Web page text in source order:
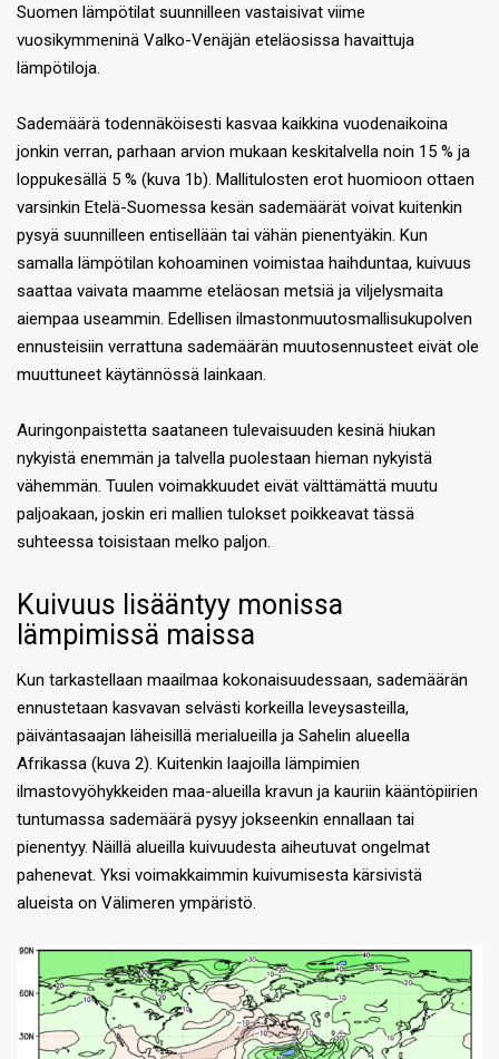
Suomen lämpötilat suunnilleen vastaisivat viime
vuosikymmeninä Valko-Venäjän eteläosissa havaittuja
lämpötiloja.
Sademäärä todennäköisesti kasvaa kaikkina vuodenaikoina
jonkin verran, parhaan arvion mukaan keskitalvella noin 15 % ja
loppukesällä 5 % (kuva 1b). Mallitulosten erot huomioon ottaen
varsinkin Etelä-Suomessa kesän sademäärät voivat kuitenkin
pysyä suunnilleen entisellään tai vähän pienentyäkin. Kun
samalla lämpötilan kohoaminen voimistaa haihduntaa, kuivuus
saattaa vaivata maamme eteläosan metsiä ja viljelysmaita
aiempaa useammin. Edellisen ilmastonmuutosmallisukupolven
ennusteisiin verrattuna sademäärän muutosennusteet eivät ole
muuttuneet käytännössä lainkaan.
Auringonpaistetta saataneen tulevaisuuden kesinä hiukan
nykyistä enemmän ja talvella puolestaan hieman nykyistä
vähemmän. Tuulen voimakkuudet eivät välttämättä muutu
paljoakaan, joskin eri mallien tulokset poikkeavat tässä
suhteessa toisistaan melko paljon.
Kuivuus lisääntyy monissa
lämpimissä maissa
Kun tarkastellaan maailmaa kokonaisuudessaan, sademäärän
ennustetaan kasvavan selvästi korkeilla leveysasteilla,
päiväntasaajan läheisillä merialueilla ja Sahelin alueella
Afrikassa (kuva 2). Kuitenkin laajoilla lämpimien
ilmastovyöhykkeiden maa-alueilla kravun ja kauriin kääntöpiirien
tuntumassa sademäärä pysyy jokseenkin ennallaan tai
pienentyy. Näillä alueilla kuivuudesta aiheutuvat ongelmat
pahenevat. Yksi voimakkaimmin kuivumisesta kärsivistä
alueista on Välimeren ympäristö.